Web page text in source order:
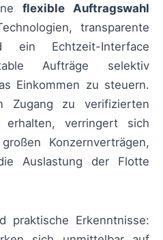
flexible Auftragswahl
transparente
ein Echtzeit-Interface
Aufträge selektiv
Einkommen zu steuern.
Zugang zu verifizierten
erhalten, verringert sich
Konzernverträgen,
Auslastung der Flotte
praktische Erkenntnisse: